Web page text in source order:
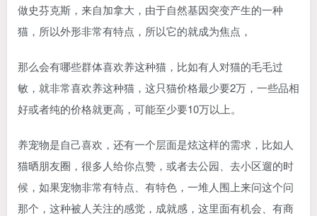
做史芬克斯，来自加拿大，由于自然基因突变产生的一种
猫，所以外形非常有特点，所以它的就成为焦点，
那么会有哪些群体喜欢养这种猫，比如有人对猫的毛毛过
敏，就非常喜欢养这种猫，这只猫价格最少要2万，一些品相
好或者纯的价格就更高，可能至少要10万以上。
养宠物是自己喜欢，还有一个层面是炫这样的需求，比如人
猫晒朋友圈，很多人给你点赞，或者去公园、去小区遛的时
候，如果宠物非常有特点、有特色，一堆人围上来问这个问
那个，这种被人关注的感觉，成就感，这里面有机会、有商